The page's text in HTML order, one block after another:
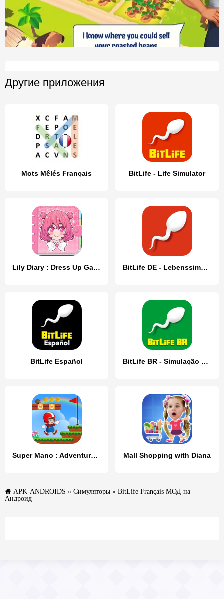
Другие приложения
Mots Mêlés Français BitLife - Life Simulator
Lily Diary : Dress Up Game BitLife DE - Lebenssimulation
BitLife Español BitLife BR - Simulação de vida
Super Mano : Adventure Jump Mall Shopping with Diana
APK-ANDROIDS » Симуляторы » BitLife Français МОД на
Андроид